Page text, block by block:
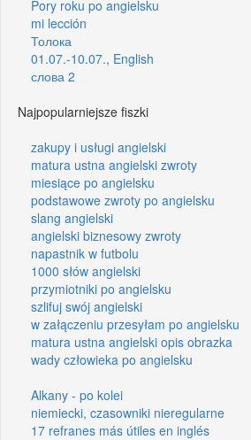
Pory roku po angielsku
mi lección
Толока
01.07.-10.07., English
слова 2
Najpopularniejsze fiszki
zakupy i usługi angielski
matura ustna angielski zwroty
miesiące po angielsku
podstawowe zwroty po angielsku
slang angielski
angielski biznesowy zwroty
napastnik w futbolu
1000 słów angielski
przymiotniki po angielsku
szlifuj swój angielski
w załączeniu przesyłam po angielsku
matura ustna angielski opis obrazka
wady człowieka po angielsku
Alkany - po kolei
niemiecki, czasowniki nieregularne
17 refranes más útiles en inglés